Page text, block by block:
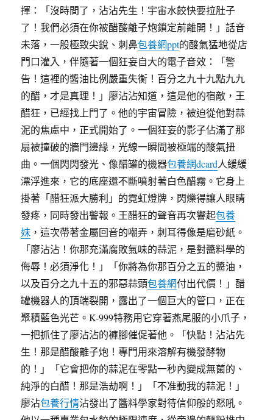
揮：「沒時間了，沾沾先生！宇宙水餃快要拉肚子
了！我們必須在你被醋酸離子炮鎖定前離開！」話音
未落，一股極致尖銳、刺鼻包養網ppt的酸氣猛地從店
門口灌入，伴隨著一個狂妄自大的電子音效：「警
告！這裡的醬油比例嚴重失衡！百分之九十九點九九
的醋，才是真理！」廖沾沾知道，這是他的宿敵，王
醋狂，已經找上門了。他的宇宙冒險，被迫從他對蒜
泥的焦慮中，正式開始了。一個狂妄的影子佔滿了那
扇被撞破的牆門邊緣，光線一瞬間被極端的酸氣扭
曲。一個閃閃發光、像醋罐的機器包養網dcard人緩緩
漂浮進來，它的底座還不斷噴射著白色醋霧。它身上
掛著「醋狂派大勝利」的霓虹燈牌，閃爍得讓人眼睛
發疼，同時發出警報。王醋狂的聲音再次響起包養
妹 ，這次帶著金屬回音的嘲弄，刺耳得像是磨砂紙。
「廖沾沾！你那充滿腐敗氣味的蒜泥，是對醬料學的
侮辱！必須淨化！」「你將為你那百分之五的醬油，
以及百分之九十五的邪惡蒜頭包養網付出代價！」醋
罐機器人的頂端裂開，露出了一個巨大的管口，正在
聚積藍色光芒。K-999特務用它穿著燕尾服的小爪子，
一把抓住了廖沾沾的褲腳催促著他。「快點！沾沾先
生！那是醋酸離子炮！專門用來溶解有機發酵物
的！」「它會把你的蒜泥在零點一秒內變成無菌的、
純淨的白醋！那是浩劫啊！」「不准動我的蒜泥！」
廖沾包養行情沾發出了醬料學家對待信仰般的怒吼。